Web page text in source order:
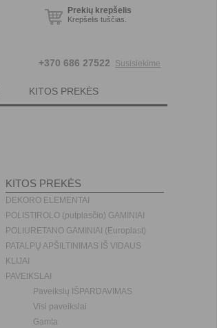
Prekių krepšelis
Krepšelis tuščias.
+370 686 27522 Susisiekime
KITOS PREKĖS
KITOS PREKĖS
DEKORO ELEMENTAI
POLISTIROLO (putplasčio) GAMINIAI
POLIURETANO GAMINIAI (Europlast)
PATALPŲ APŠILTINIMAS IŠ VIDAUS
KLIJAI
PAVEIKSLAI
Paveikslų IŠPARDAVIMAS
Visi paveikslai
Gamta